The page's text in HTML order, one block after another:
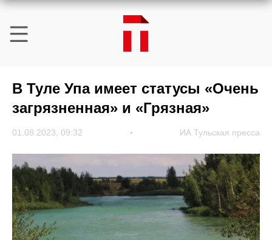
В Туле Упа имеет статусы «Очень
загрязненная» и «Грязная»
01.08.2023, 09:32 ИА Тульская пресса